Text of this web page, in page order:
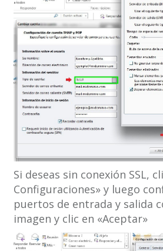
Si deseas sin conexión SSL,
Configuraciones» y luego
puertos de entrada y salida
imagen y clic en «Aceptar»